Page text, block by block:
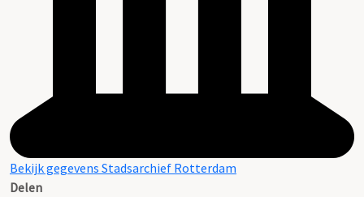
Bekijk gegevens Stadsarchief Rotterdam
Delen